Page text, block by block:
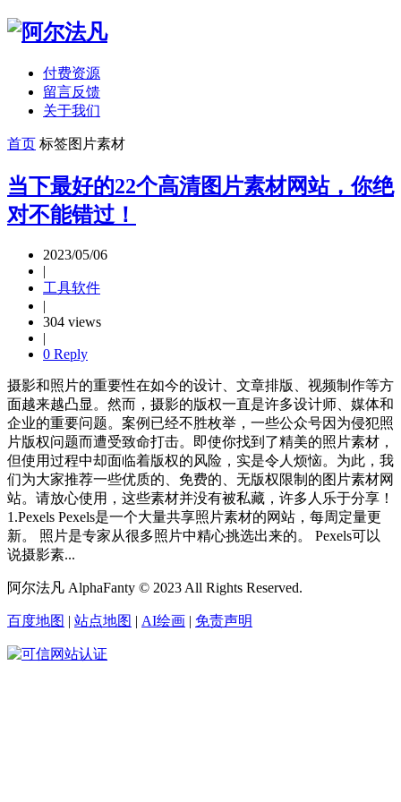
付费资源
留言反馈
关于我们
首页 标签图片素材
当下最好的22个高清图片素材网站，你绝
对不能错过！
2023/05/06
|
工具软件
|
304 views
|
0 Reply
摄影和照片的重要性在如今的设计、文章排版、视频制作等方
面越来越凸显。然而，摄影的版权一直是许多设计师、媒体和
企业的重要问题。案例已经不胜枚举，一些公众号因为侵犯照
片版权问题而遭受致命打击。即使你找到了精美的照片素材，
但使用过程中却面临着版权的风险，实是令人烦恼。为此，我
们为大家推荐一些优质的、免费的、无版权限制的图片素材网
站。请放心使用，这些素材并没有被私藏，许多人乐于分享！
1.Pexels Pexels是一个大量共享照片素材的网站，每周定量更
新。 照片是专家从很多照片中精心挑选出来的。 Pexels可以
说摄影素...
阿尔法凡 AlphaFanty © 2023 All Rights Reserved.
百度地图 | 站点地图 | AI绘画 | 免责声明